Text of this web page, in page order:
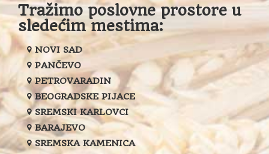
Tražimo poslovne prostore u
sledećim mestima:
NOVI SAD
PANČEVO
PETROVARADIN
BEOGRADSKE PIJACE
SREMSKI KARLOVCI
BARAJEVO
SREMSKA KAMENICA